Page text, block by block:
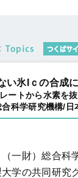
い氷Iｃの合成
ートから水素を
合科学研究機構/
一財）総合科
学の共同研究